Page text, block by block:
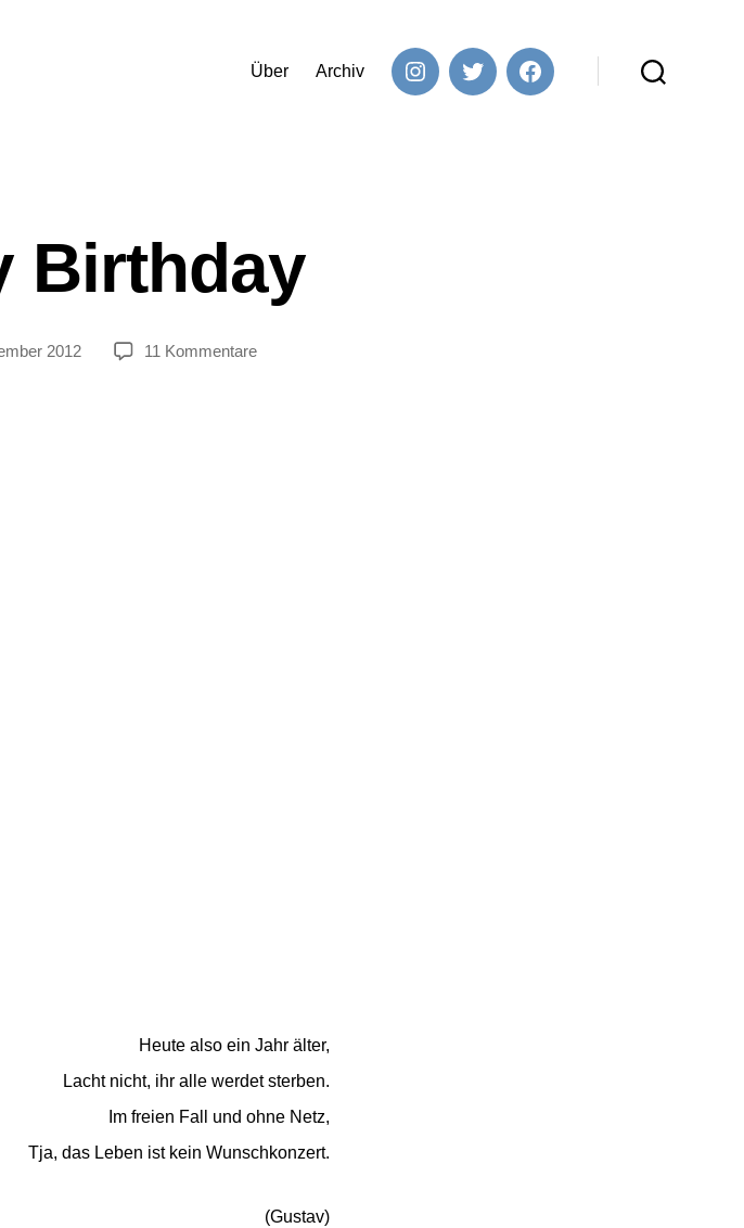
Über Archiv InstagramTwitter Facebook
Birthday
2012 11 Kommentarezu
Heute also ein Jahr älter,
Lacht nicht, ihr alle werdet sterben.
Im freien Fall und ohne Netz,
Tja, das Leben ist kein Wunschkonzert.
(Gustav)